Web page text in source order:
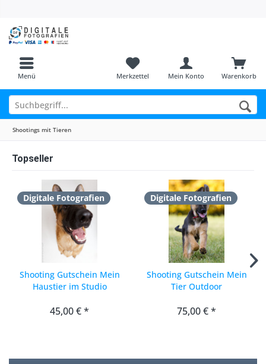
Menü Warenkorb
Merkzettel Mein Konto
Shootings mit Tieren
Topseller
Digitale Fotografien
Shooting Gutschein Mein
Haustier im Studio
45,00 € *
Digitale Fotografien
Shooting Gutschein Mein
Tier Outdoor
75,00 € *